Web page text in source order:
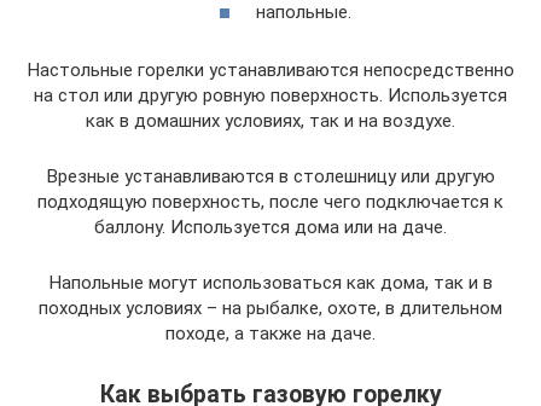
напольные.
Настольные горелки устанавливаются непосредственно
на стол или другую ровную поверхность. Используется
как в домашних условиях, так и на воздухе.
Врезные устанавливаются в столешницу или другую
подходящую поверхность, после чего подключается к
баллону. Используется дома или на даче.
Напольные могут использоваться как дома, так и в
походных условиях – на рыбалке, охоте, в длительном
походе, а также на даче.
Как выбрать газовую горелку